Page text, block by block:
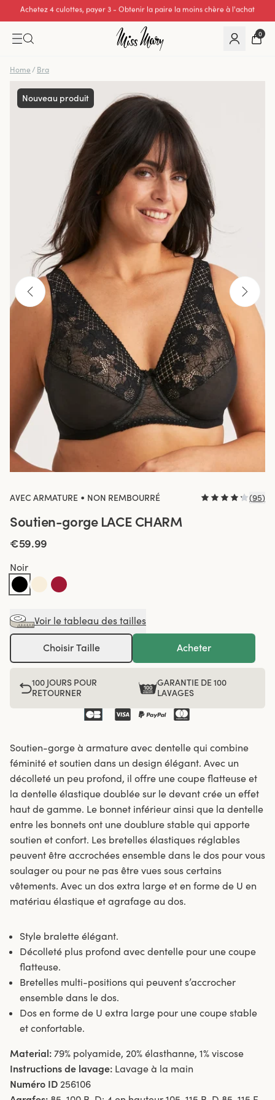
Excellente note de 0 sur 5
0
Home / Bra
Nouveau produit
AVEC ARMATURE • NON REMBOURRÉ (95)
Soutien-gorge LACE CHARM
€59.99
Noir
Voir le tableau des tailles
Choisir Taille Acheter
100 JOURS POUR
RETOURNER
GARANTIE DE 100
LAVAGES
Soutien-gorge à armature avec dentelle qui combine
féminité et soutien dans un design élégant. Avec un
décolleté un peu profond, il offre une coupe flatteuse et
la dentelle élastique doublée sur le devant crée un effet
haut de gamme. Le bonnet inférieur ainsi que la dentelle
entre les bonnets ont une doublure stable qui apporte
soutien et confort. Les bretelles élastiques réglables
peuvent être accrochées ensemble dans le dos pour vous
soulager ou pour ne pas être vues sous certains
vêtements. Avec un dos extra large et en forme de U en
matériau élastique et agrafage au dos.
Style bralette élégant.
Décolleté plus profond avec dentelle pour une coupe
flatteuse.
Bretelles multi-positions qui peuvent s’accrocher
ensemble dans le dos.
Dos en forme de U extra large pour une coupe stable
et confortable.
Material: 79% polyamide, 20% élasthanne, 1% viscose
Instructions de lavage: Lavage à la main
Numéro ID 256106